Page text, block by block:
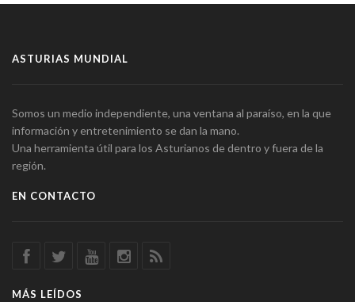
ASTURIAS MUNDIAL
Somos un medio independiente, una ventana al paraíso, en la que
información y entretenimiento se dan la mano.
Una herramienta útil para los Asturianos de dentro y fuera de la
región.
EN CONTACTO
MÁS LEÍDOS